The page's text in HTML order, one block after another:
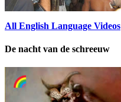
All English Language Videos
De nacht van de schreeuw